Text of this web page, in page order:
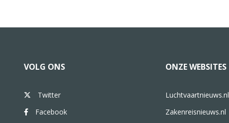
VOLG ONS
Twitter
Facebook
ONZE WEBSITES
Luchtvaartnieuws.nl
Zakenreisnieuws.nl